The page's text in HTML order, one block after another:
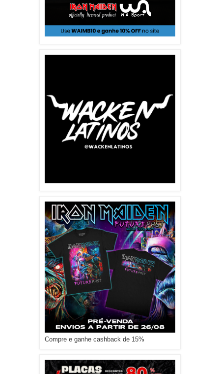
Compre e ganhe cashback de 15%